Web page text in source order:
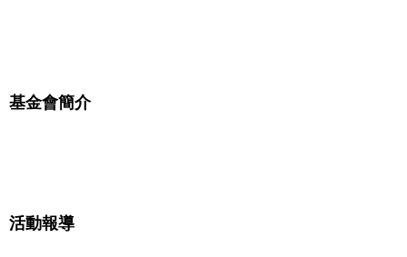
基金會簡介
活動報導